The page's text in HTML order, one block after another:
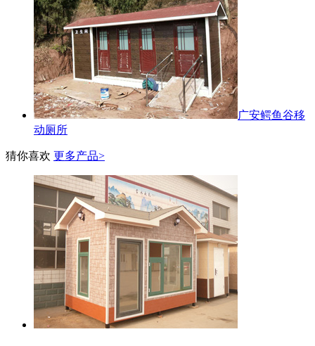
广安鳄鱼谷移
动厕所
猜你喜欢 更多产品>